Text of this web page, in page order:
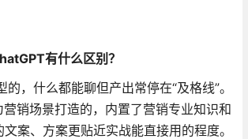
有什么区别？
的，什么都能聊但产出常停在“及格线”。
销场景打造的，内置了营销专业知识和
文案、方案更贴近实战能直接用的程度。